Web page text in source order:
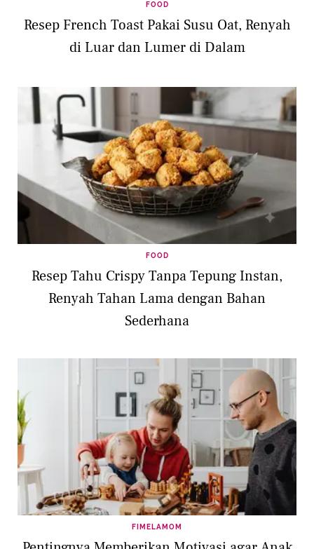
FOOD
Resep French Toast Pakai Susu Oat, Renyah
di Luar dan Lumer di Dalam
FOOD
Resep Tahu Crispy Tanpa Tepung Instan,
Renyah Tahan Lama dengan Bahan
Sederhana
FIMELAMOM